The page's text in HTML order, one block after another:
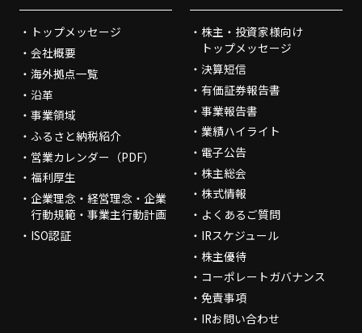
トップメッセージ
会社概要
海外拠点一覧
沿革
事業領域
ふるさと納税紹介
営業カレンダー（PDF）
福利厚生
企業理念・経営理念・企業
行動規範・事業主行動計画
ISO認証
株主・投資家様向け
トップメッセージ
決算短信
有価証券報告書
事業報告書
業績ハイライト
電子公告
株主総会
株式情報
よくあるご質問
IRスケジュール
株主優待
コーポレートガバナンス
免責事項
IRお問い合わせ